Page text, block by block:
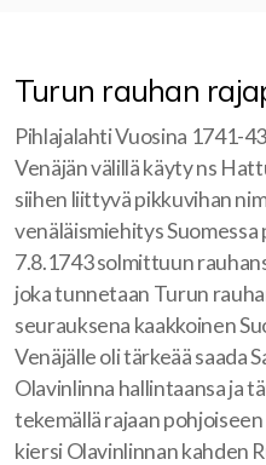
Turun rauhan
Pihlajalahti Vuosina 1741-
Venäjän välillä käyty ns
siihen liittyvä pikkuvihan
venäläismiehitys
7.8.1743 solmittuun
joka tunnetaan Turun
seurauksena kaakkoinen
Venäjälle oli tärkeää saada
Olavinlinna hallintaansa ja
tekemällä rajaan
kiersi Olavinlinnan kahden